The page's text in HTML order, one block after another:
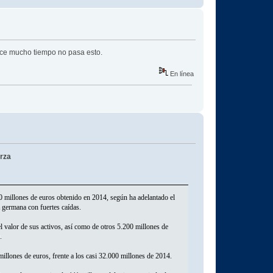
mucho tiempo no pasa esto.
En línea
de euros obtenido en 2014, según ha adelantado el
con fuertes caídas.
valor de sus activos, así como de otros 5.200 millones de
de euros, frente a los casi 32.000 millones de 2014.